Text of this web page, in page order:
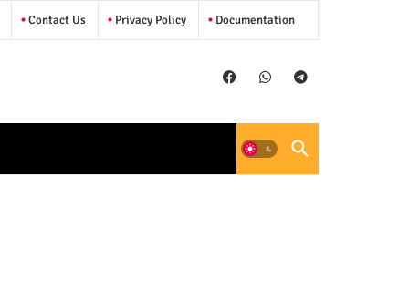
Contact Us Privacy Policy Documentation